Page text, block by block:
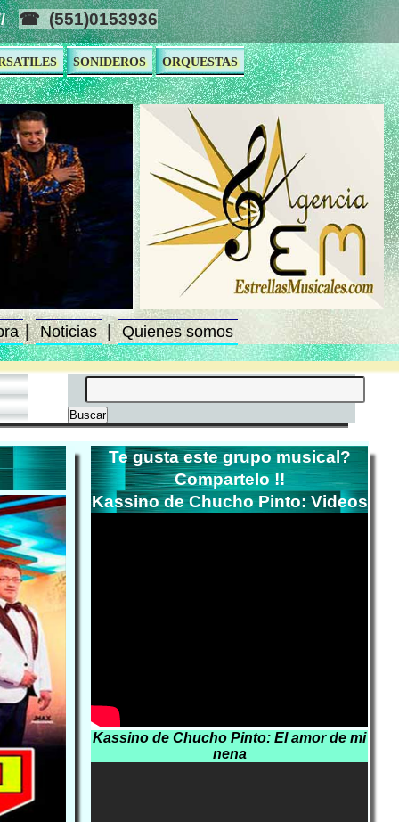
(551)0153936
SONIDEROS ORQUESTAS
│ Noticias │ Quienes somos
Te gusta este grupo musical?
Compartelo !!
Kassino de Chucho Pinto: Videos
Kassino de Chucho Pinto: El amor de mi
nena